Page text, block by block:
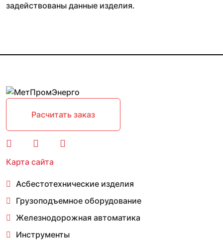
задействованы данные изделия.
Расчитать заказ
Карта сайта
Асбестотехнические изделия
Грузоподъемное оборудование
Железнодорожная автоматика
Инструменты